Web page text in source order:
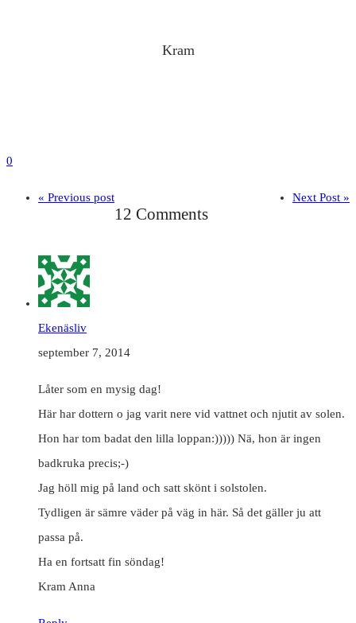
Kram
0
« Previous post Next Post »
12 Comments
Ekenäsliv
september 7, 2014
Låter som en mysig dag!
Här har dottern o jag varit nere vid vattnet och njutit av solen.
Hon har tom badat den lilla loppan:))))) Nä, hon är ingen
badkruka precis;-)
Jag höll mig på land och satt skönt i solstolen.
Tydligen är sämre väder på väg in här. Så det gäller ju att
passa på.
Ha en fortsatt fin söndag!
Kram Anna